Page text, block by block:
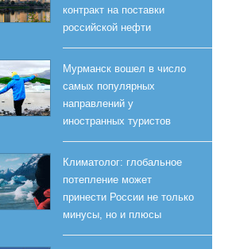
контракт на поставки
российской нефти
Мурманск вошел в число
самых популярных
направлений у
иностранных туристов
Климатолог: глобальное
потепление может
принести России не только
минусы, но и плюсы